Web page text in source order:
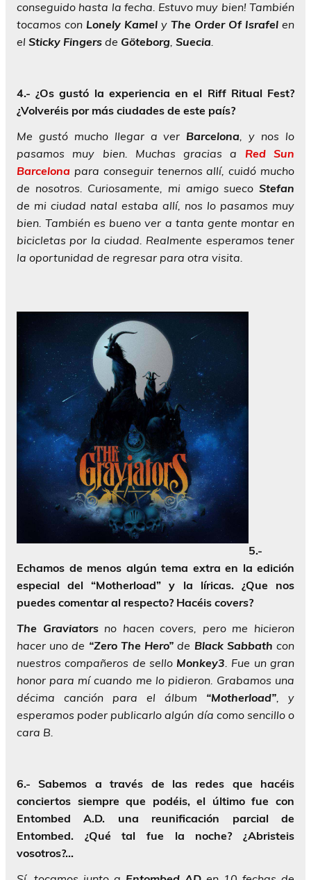
conseguido hasta la fecha. Estuvo muy bien! También
tocamos con Lonely Kamel y The Order Of Israfel en
el Sticky Fingers de Göteborg Suecia
4.- ¿Os gustó la experiencia en el Riff Ritual Fest?
¿Volveréis por más ciudades de este país?
Me gustó mucho llegar a ver Barcelona , y nos lo
pasamos muy bien. Muchas gracias a Red Sun
Barcelona para conseguir tenernos allí, cuidó mucho
de nosotros. Curiosamente, mi amigo sueco Stefan
de mi ciudad natal estaba allí, nos lo pasamos muy
bien. También es bueno ver a tanta gente montar en
bicicletas por la ciudad. Realmente esperamos tener
la oportunidad de regresar para otra visita.
5.-
Echamos de menos algún tema extra en la edición
especial del “Motherload” y la líricas. ¿Que nos
puedes comentar al respecto? Hacéis covers?
The Graviators no hacen covers, pero me hicieron
hacer uno de “Zero The Hero”de Black Sabbathcon
nuestros compañeros de sello Monkey3 . Fue un gran
honor para mí cuando me lo pidieron. Grabamos una
décima canción para el álbum “Motherload” , y
esperamos poder publicarlo algún día como sencillo o
cara B.
6.- Sabemos a través de las redes que hacéis
conciertos siempre que podéis, el último fue con
Entombed A.D. una reunificación parcial de
Entombed. ¿Qué tal fue la noche? ¿Abristeis
vosotros?…